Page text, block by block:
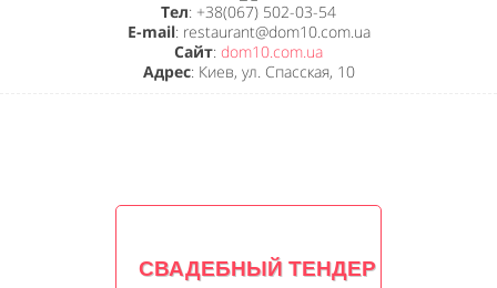
Тел: +38(067) 502-03-54
E-mail: restaurant@dom10.com.ua
Сайт: dom10.com.ua
Адрес: Киев, ул. Спасская, 10
СВАДЕБНЫЙ ТЕНДЕР